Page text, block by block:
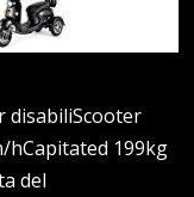
disabiliScooter
hCapitated 199kg
del